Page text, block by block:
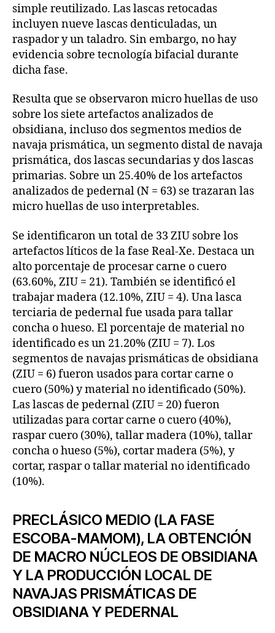
simple reutilizado. Las lascas retocadas
incluyen nueve lascas denticuladas, un
raspador y un taladro. Sin embargo, no hay
evidencia sobre tecnología bifacial durante
dicha fase.
Resulta que se observaron micro huellas de uso
sobre los siete artefactos analizados de
obsidiana, incluso dos segmentos medios de
navaja prismática, un segmento distal de navaja
prismática, dos lascas secundarias y dos lascas
primarias. Sobre un 25.40% de los artefactos
analizados de pedernal (N = 63) se trazaran las
micro huellas de uso interpretables.
Se identificaron un total de 33 ZIU sobre los
artefactos líticos de la fase Real-Xe. Destaca un
alto porcentaje de procesar carne o cuero
(63.60%, ZIU = 21). También se identificó el
trabajar madera (12.10%, ZIU = 4). Una lasca
terciaria de pedernal fue usada para tallar
concha o hueso. El porcentaje de material no
identificado es un 21.20% (ZIU = 7). Los
segmentos de navajas prismáticas de obsidiana
(ZIU = 6) fueron usados para cortar carne o
cuero (50%) y material no identificado (50%).
Las lascas de pedernal (ZIU = 20) fueron
utilizadas para cortar carne o cuero (40%),
raspar cuero (30%), tallar madera (10%), tallar
concha o hueso (5%), cortar madera (5%), y
cortar, raspar o tallar material no identificado
(10%).
PRECLÁSICO MEDIO (LA FASE
ESCOBA-MAMOM), LA OBTENCIÓN
DE MACRO NÚCLEOS DE OBSIDIANA
Y LA PRODUCCIÓN LOCAL DE
NAVAJAS PRISMÁTICAS DE
OBSIDIANA Y PEDERNAL